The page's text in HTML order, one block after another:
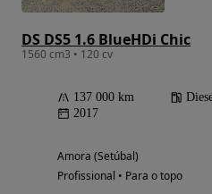
DS DS5 1.6 BlueHDi Chic
1560 cm3 • 120 cv
137 000 km
2017
Amora (Setúbal)
Profissional • Para o topo